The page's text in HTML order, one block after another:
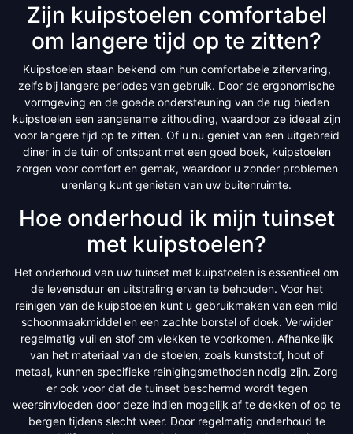
Zijn kuipstoelen comfortabel
om langere tijd op te zitten?
Kuipstoelen staan bekend om hun comfortabele zitervaring,
zelfs bij langere periodes van gebruik. Door de ergonomische
vormgeving en de goede ondersteuning van de rug bieden
kuipstoelen een aangename zithouding, waardoor ze ideaal zijn
voor langere tijd op te zitten. Of u nu geniet van een uitgebreid
diner in de tuin of ontspant met een goed boek, kuipstoelen
zorgen voor comfort en gemak, waardoor u zonder problemen
urenlang kunt genieten van uw buitenruimte.
Hoe onderhoud ik mijn tuinset
met kuipstoelen?
Het onderhoud van uw tuinset met kuipstoelen is essentieel om
de levensduur en uitstraling ervan te behouden. Voor het
reinigen van de kuipstoelen kunt u gebruikmaken van een mild
schoonmaakmiddel en een zachte borstel of doek. Verwijder
regelmatig vuil en stof om vlekken te voorkomen. Afhankelijk
van het materiaal van de stoelen, zoals kunststof, hout of
metaal, kunnen specifieke reinigingsmethoden nodig zijn. Zorg
er ook voor dat de tuinset beschermd wordt tegen
weersinvloeden door deze indien mogelijk af te dekken of op te
bergen tijdens slecht weer. Door regelmatig onderhoud te